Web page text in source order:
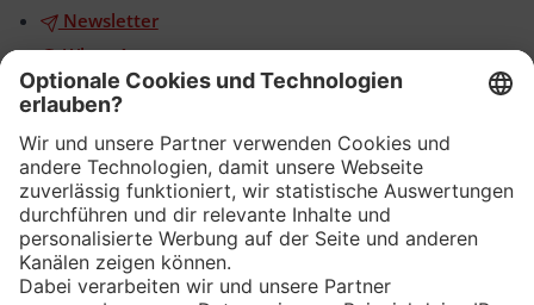
Newsletter
WhatsApp
App